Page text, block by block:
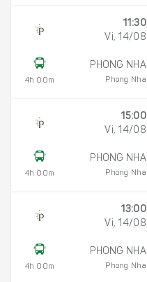
4h 00m
11:30
Vi, 14/08
PHONG NHA
Phong Nha
4h 00m
15:00
Vi, 14/08
PHONG NHA
Phong Nha
4h 00m
13:00
Vi, 14/08
PHONG NHA
Phong Nha